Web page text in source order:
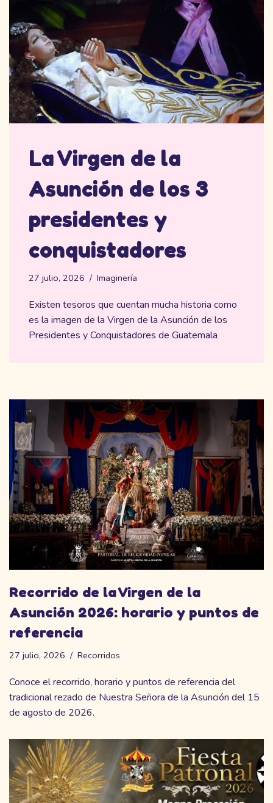
La Virgen de la
Asunción de los 3
presidentes y
conquistadores
27 julio, 2026 Imaginería
Existen tesoros que cuentan mucha historia como
es la imagen de la Virgen de la Asunción de los
Presidentes y Conquistadores de Guatemala
Recorrido de la Virgen de la
Asunción 2026: horario y puntos de
referencia
27 julio, 2026 Recorridos
Conoce el recorrido, horario y puntos de referencia del
tradicional rezado de Nuestra Señora de la Asunción del 15
de agosto de 2026.